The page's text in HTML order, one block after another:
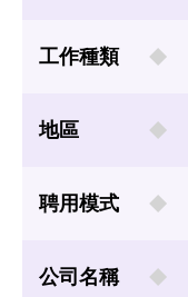
工作種類
地區
聘用模式
公司名稱